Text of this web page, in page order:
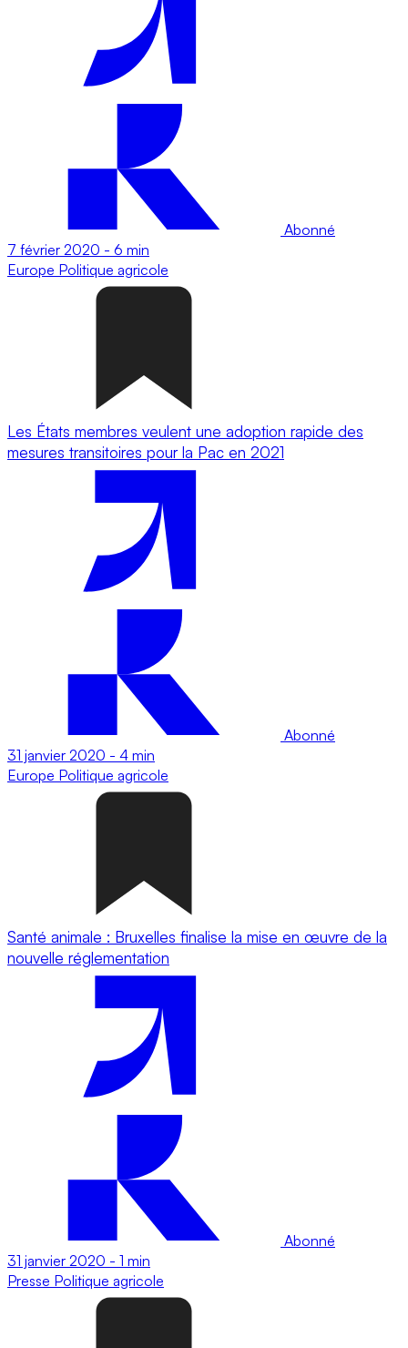
Abonné
7 février 2020 - 6 min
Europe Politique agricole
Les États membres veulent une adoption rapide des
mesures transitoires pour la Pac en 2021
Abonné
31 janvier 2020 - 4 min
Europe Politique agricole
Santé animale : Bruxelles finalise la mise en œuvre de la
nouvelle réglementation
Abonné
31 janvier 2020 - 1 min
Presse Politique agricole